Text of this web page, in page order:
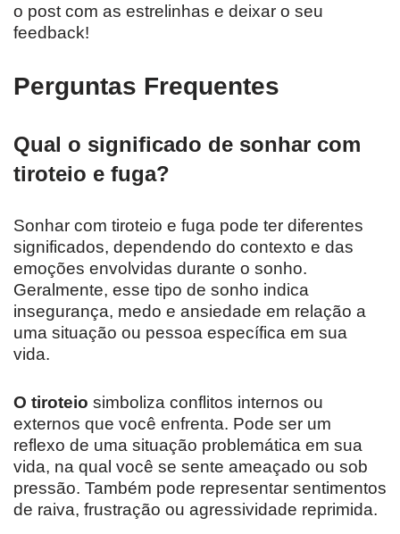
o post com as estrelinhas e deixar o seu
feedback!
Perguntas Frequentes
Qual o significado de sonhar com
tiroteio e fuga?
Sonhar com tiroteio e fuga pode ter diferentes
significados, dependendo do contexto e das
emoções envolvidas durante o sonho.
Geralmente, esse tipo de sonho indica
insegurança, medo e ansiedade em relação a
uma situação ou pessoa específica em sua
vida.
O tiroteio simboliza conflitos internos ou
externos que você enfrenta. Pode ser um
reflexo de uma situação problemática em sua
vida, na qual você se sente ameaçado ou sob
pressão. Também pode representar sentimentos
de raiva, frustração ou agressividade reprimida.